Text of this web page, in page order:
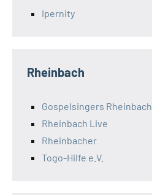
Ipernity
Rheinbach
Gospelsingers Rheinbach
Rheinbach Live
Rheinbacher
Togo-Hilfe e.V.